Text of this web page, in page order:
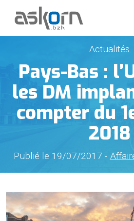
Actualités
Pays-Bas :
les DM
compter du
2018
Publié le 19/07/2017 -